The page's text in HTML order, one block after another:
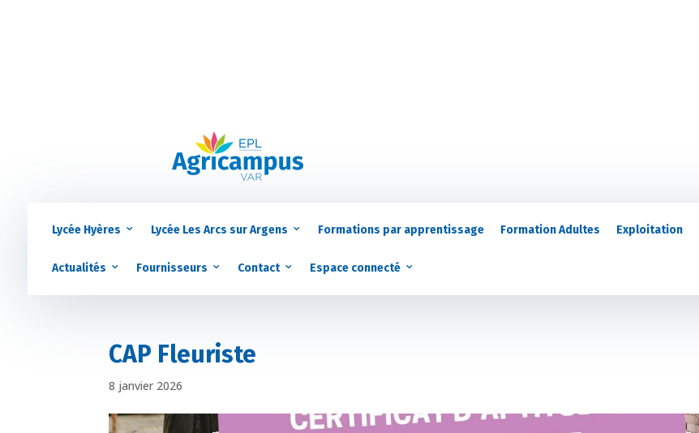
Lycée Hyères Lycée Les Arcs sur Argens Formations par apprentissage Formation Adultes Exploitation
Actualités Fournisseurs Contact Espace connecté
CAP Fleuriste
8 janvier 2026